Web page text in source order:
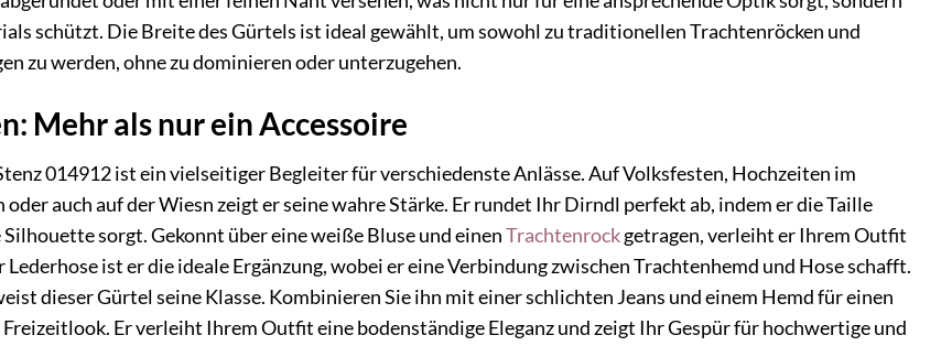
schützt. Die Breite des Gürtels ist ideal gewählt, um sowohl zu traditionellen Trachtenröcken und
zu werden, ohne zu dominieren oder unterzugehen.
Mehr als nur ein Accessoire
014912 ist ein vielseitiger Begleiter für verschiedenste Anlässe. Auf Volksfesten, Hochzeiten im
auch auf der Wiesn zeigt er seine wahre Stärke. Er rundet Ihr Dirndl perfekt ab, indem er die Taille
sorgt. Gekonnt über eine weiße Bluse und einenTrachtenrockgetragen, verleiht er Ihrem Outfit
ist er die ideale Ergänzung, wobei er eine Verbindung zwischen Trachtenhemd und Hose schafft.
dieser Gürtel seine Klasse. Kombinieren Sie ihn mit einer schlichten Jeans und einem Hemd für einen
Er verleiht Ihrem Outfit eine bodenständige Eleganz und zeigt Ihr Gespür für hochwertige und